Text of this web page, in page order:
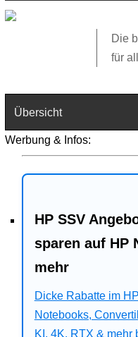
Die
für
Übersicht
Technik
Web
Business
Angebote
Bitdefender
Werbung & Infos:
HP SSV
sparen auf HP
mehr
Dicke Rabatte im
Notebooks,
KI, 4K, RTX & mehr